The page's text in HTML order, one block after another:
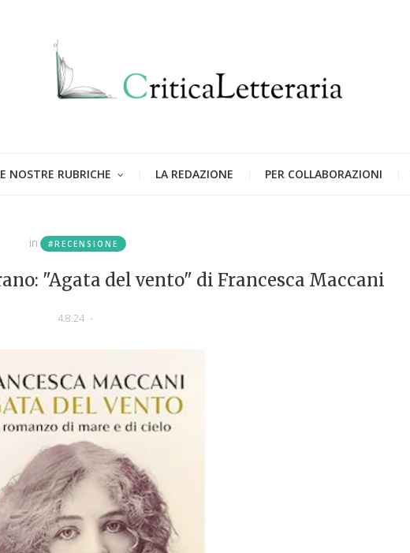
NOSTRE RUBRICHE LA REDAZIONE PER COLLABORAZIONI
in #RECENSIONE
"Agata del vento" di Francesca Maccani
4.8.24 -